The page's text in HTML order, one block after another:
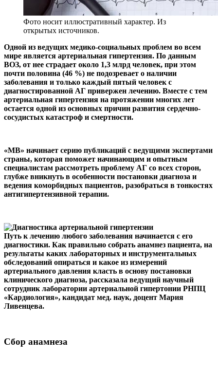
Фото носит иллюстративный характер. Из
открытых источников.
Одной из ведущих медико-социальных проблем во всем
мире является артериальная гипертензия. По данным
ВОЗ, от нее страдает около 1,3 млрд человек, при этом
почти половина (46 %) не подозревает о наличии
заболевания и только каждый пятый человек с
диагностированной АГ привержен лечению. Вместе с тем
артериальная гипертензия на протяжении многих лет
остается одной из основных причин развития сердечно-
сосудистых катастроф и смертности.
«МВ» начинает серию публикаций с ведущими экспертами
страны, которая поможет начинающим и опытным
специалистам рассмотреть проблему АГ со всех сторон,
глубже вникнуть в особенности постановки диагноза и
ведения коморбидных пациентов, разобраться в тонкостях
антигипертензивной терапии.
Путь к лечению любого заболевания начинается с его
диагностики. Как правильно собрать анамнез пациента, на
результаты каких лабораторных и инструментальных
обследований опираться и какое из измерений
артериального давления класть в основу постановки
клинического диагноза, рассказала ведущий научный
сотрудник лаборатории артериальной гипертонии РНПЦ
«Кардиология», кандидат мед. наук, доцент Мария
Ливенцева.
Сбор анамнеза